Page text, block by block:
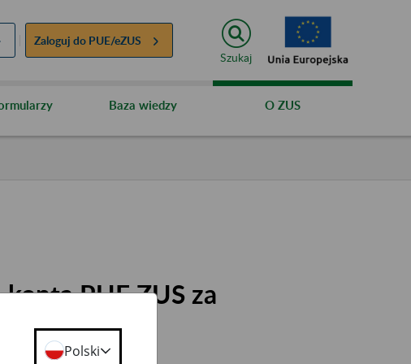
Zaloguj do PUE/eZUS
Szukaj
Baza wiedzy O ZUS
PUE ZUS za
Polski